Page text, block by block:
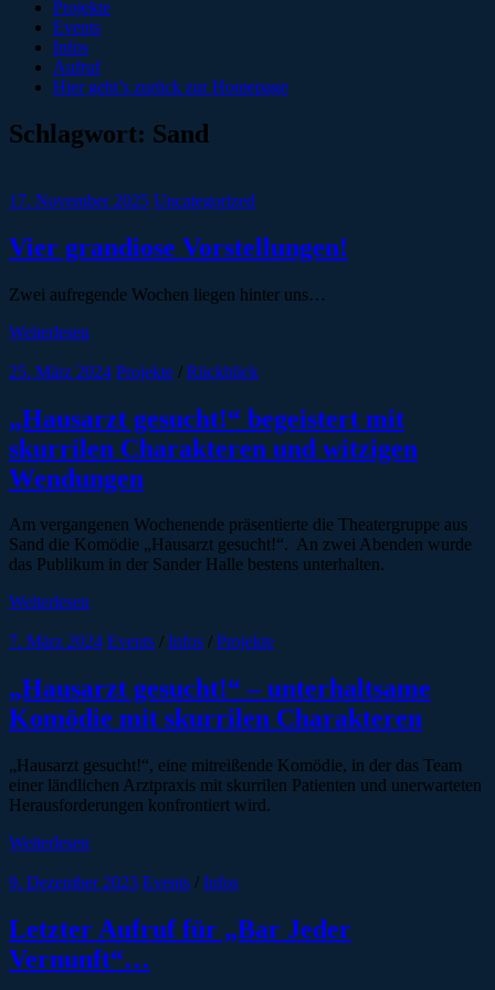
Projekte
Events
Infos
Aufruf
Hier geht’s zurück zur Homepage
Schlagwort: Sand
17. November 2025 Uncategorized
Vier grandiose Vorstellungen!
Zwei aufregende Wochen liegen hinter uns…
Weiterlesen
25. März 2024 Projekte / Rückblick
„Hausarzt gesucht!“ begeistert mit
skurrilen Charakteren und witzigen
Wendungen
Am vergangenen Wochenende präsentierte die Theatergruppe aus
Sand die Komödie „Hausarzt gesucht!“. An zwei Abenden wurde
das Publikum in der Sander Halle bestens unterhalten.
Weiterlesen
7. März 2024 Events / Infos / Projekte
„Hausarzt gesucht!“ – unterhaltsame
Komödie mit skurrilen Charakteren
„Hausarzt gesucht!“, eine mitreißende Komödie, in der das Team
einer ländlichen Arztpraxis mit skurrilen Patienten und unerwarteten
Herausforderungen konfrontiert wird.
Weiterlesen
9. Dezember 2023 Events / Infos
Letzter Aufruf für „Bar Jeder
Vernunft“…